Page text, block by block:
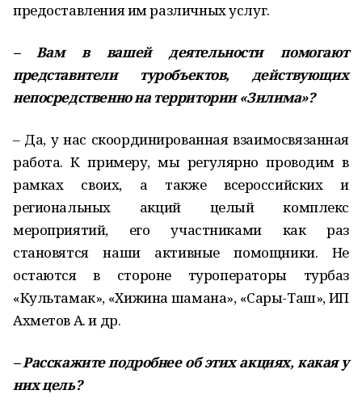
предоставления им различных услуг.
– Вам в вашей деятельности помогают
представители туробъектов, действующих
непосредственно на территории «Зилима»?
– Да, у нас скоординированная взаимосвязанная
работа. К примеру, мы регулярно проводим в
рамках своих, а также всероссийских и
региональных акций целый комплекс
мероприятий, его участниками как раз
становятся наши активные помощники. Не
остаются в стороне туроператоры турбаз
«Культамак», «Хижина шамана», «Сары-Таш», ИП
Ахметов А. и др.
– Расскажите подробнее об этих акциях, какая у
них цель?